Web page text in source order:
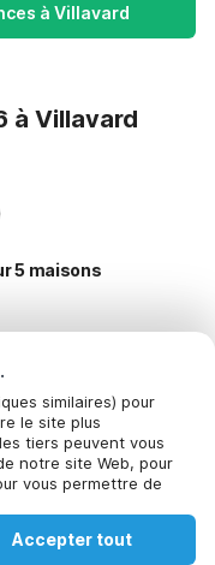
similaires) pour
le site plus
tiers peuvent vous
notre site Web, pour
vous permettre de
peuvent
.
Accepter tout
à Villavard
à Villavard
5 maisons
pour les
pour les vacances
nozac
en Villavard
Lot
pour réserver